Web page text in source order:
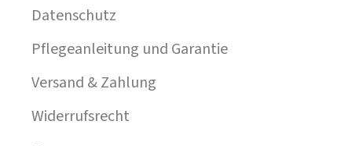
Datenschutz
Pflegeanleitung und Garantie
Versand & Zahlung
Widerrufsrecht